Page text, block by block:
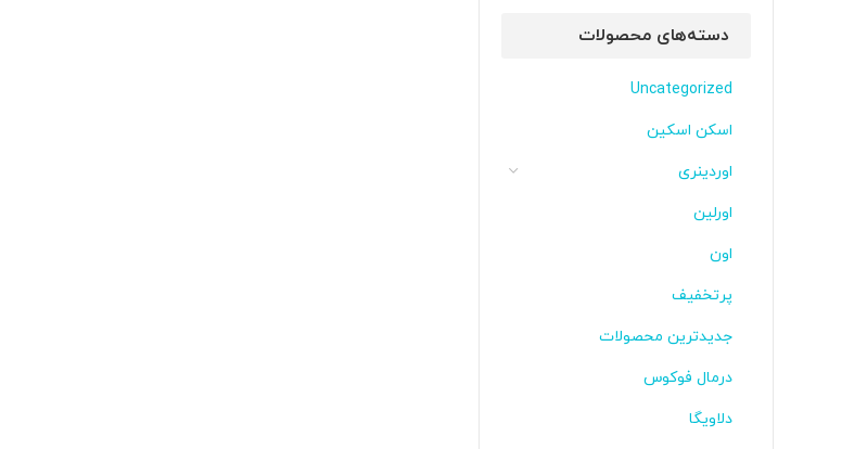
دسته‌های محصولات
Uncategorized
اسکن اسکین
اوردینری
اورلین
اون
پرتخفیف
جدیدترین محصولات
درمال فوکوس
دلاویگا